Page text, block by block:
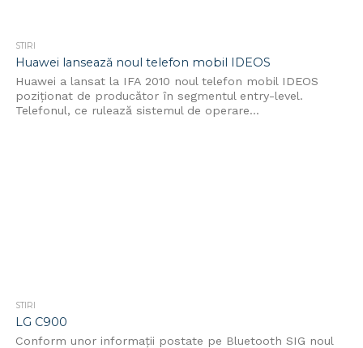
STIRI
Huawei lansează noul telefon mobil IDEOS
Huawei a lansat la IFA 2010 noul telefon mobil IDEOS
poziționat de producător în segmentul entry-level.
Telefonul, ce rulează sistemul de operare...
STIRI
LG C900
Conform unor informații postate pe Bluetooth SIG noul